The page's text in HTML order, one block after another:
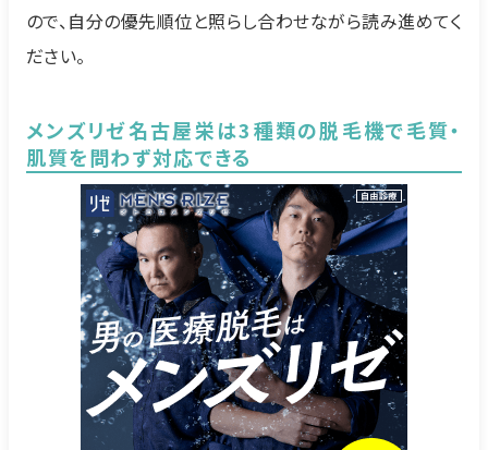
ので、自分の優先順位と照らし合わせながら読み進めてく
ださい。
メンズリゼ名古屋栄は3種類の脱毛機で毛質・
肌質を問わず対応できる